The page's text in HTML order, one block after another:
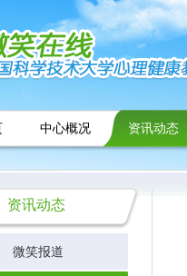
中心概况 资讯动态
资讯动态
微笑报道